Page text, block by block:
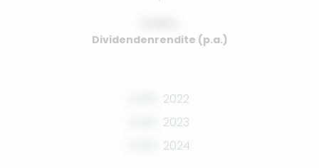
Dividendenrendite (p.a.)
2022
2023
2024